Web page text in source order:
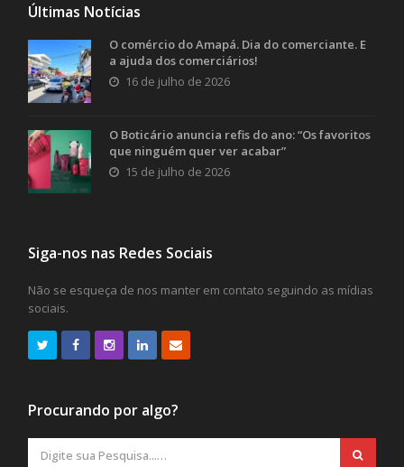
Últimas Notícias
O comércio do Amapá. Dia do comerciante. E
a ajuda dos comerciários!
16 de julho de 2026
O Boticário anuncia refis do ano: “Os favoritos
que ninguém quer ver acabar”
15 de julho de 2026
Siga-nos nas Redes Sociais
Não se esqueça de nos manter em contato seguindo as mídias
sociais.
Procurando por algo?